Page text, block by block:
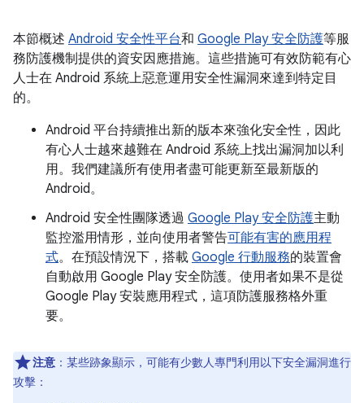
本節概述 Android 安全性平台和 Google Play 安全防護等服
務防護機制提供的資安因應措施。這些措施可有效防範有心
人士在 Android 系統上惡意運用安全性漏洞來達到特定目
的。
Android 平台持續推出新的版本來強化安全性，因此
有心人士越來越難在 Android 系統上找出漏洞加以利
用。我們建議所有使用者盡可能更新至最新版的
Android。
Android 安全性團隊透過 Google Play 安全防護主動
監控濫用情形，並向使用者警告可能有害的應用程
式。在預設情況下，搭載 Google 行動服務的裝置會
自動啟用 Google Play 安全防護。使用者如果不是從
Google Play 安裝應用程式，這項防護服務格外重
要。
注意 ：某些跡象顯示，可能有少數人專門利用以下安全漏洞進行
攻擊：